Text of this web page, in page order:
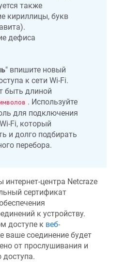
также
кириллицы, букв
дефиса
" впишите новый
к сети Wi-Fi.
быть длиной
. Используйте
для подключения
Fi, который
и долго подбирать
перебора.
интернет-центра Netcraze
сертификат
к устройству.
доступе к веб-
ваше соединение будет
от прослушивания и
доступа.